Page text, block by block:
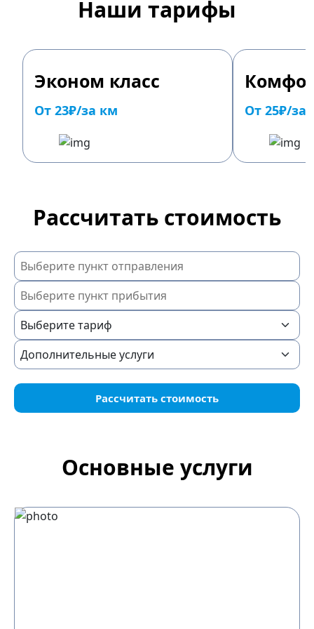
Наши тарифы
Эконом класс
От 23₽/за км От 25₽/за
Рассчитать стоимость
Рассчитать стоимость
Основные услуги